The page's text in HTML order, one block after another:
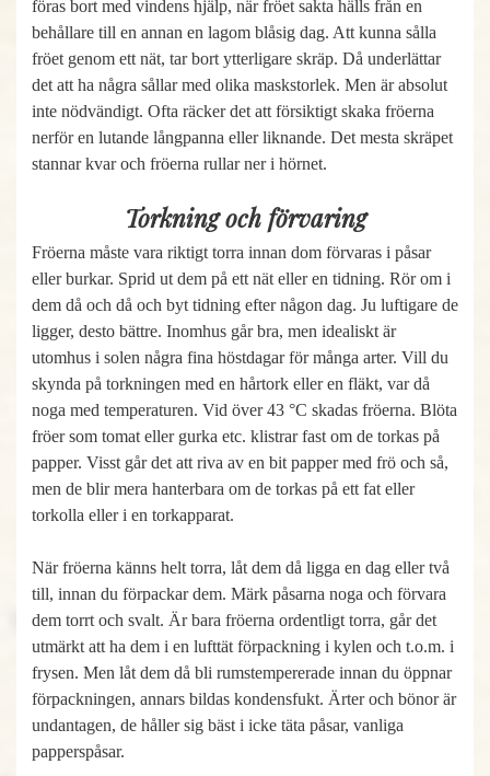
föras bort med vindens hjälp, när fröet sakta hälls från en
behållare till en annan en lagom blåsig dag. Att kunna sålla
fröet genom ett nät, tar bort ytterligare skräp. Då underlättar
det att ha några sållar med olika maskstorlek. Men är absolut
inte nödvändigt. Ofta räcker det att försiktigt skaka fröerna
nerför en lutande långpanna eller liknande. Det mesta skräpet
stannar kvar och fröerna rullar ner i hörnet.
Torkning och förvaring
Fröerna måste vara riktigt torra innan dom förvaras i påsar
eller burkar. Sprid ut dem på ett nät eller en tidning. Rör om i
dem då och då och byt tidning efter någon dag. Ju luftigare de
ligger, desto bättre. Inomhus går bra, men idealiskt är
utomhus i solen några fina höstdagar för många arter. Vill du
skynda på torkningen med en hårtork eller en fläkt, var då
noga med temperaturen. Vid över 43 °C skadas fröerna. Blöta
fröer som tomat eller gurka etc. klistrar fast om de torkas på
papper. Visst går det att riva av en bit papper med frö och så,
men de blir mera hanterbara om de torkas på ett fat eller
torkolla eller i en torkapparat.
När fröerna känns helt torra, låt dem då ligga en dag eller två
till, innan du förpackar dem. Märk påsarna noga och förvara
dem torrt och svalt. Är bara fröerna ordentligt torra, går det
utmärkt att ha dem i en lufttät förpackning i kylen och t.o.m. i
frysen. Men låt dem då bli rumstempererade innan du öppnar
förpackningen, annars bildas kondensfukt. Ärter och bönor är
undantagen, de håller sig bäst i icke täta påsar, vanliga
papperspåsar.